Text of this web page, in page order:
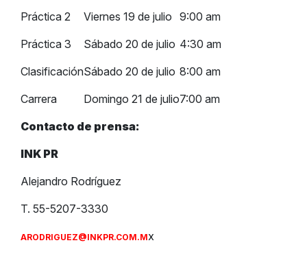
Práctica 2 Viernes 19 de julio 9:00 am
Práctica 3
Sábado 20 de julio 4:30 am
ClasificaciónSábado 20 de julio 8:00 am
Carrera
Domingo 21 de julio7:00 am
Contacto de prensa:
INK PR
Alejandro Rodríguez
T. 55-5207-3330
ARODRIGUEZ@INKPR.COM.Mx